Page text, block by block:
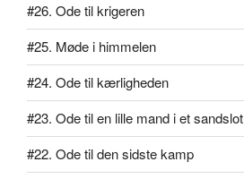
#26. Ode til krigeren
#25. Møde i himmelen
#24. Ode til kærligheden
#23. Ode til en lille mand i et sandslot
#22. Ode til den sidste kamp